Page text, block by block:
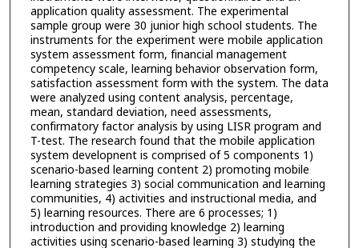
application quality assessment. The experimental
sample group were 30 junior high school students. The
instruments for the experiment were mobile application
system assessment form, financial management
competency scale, learning behavior observation form,
satisfaction assessment form with the system. The data
were analyzed using content analysis, percentage,
mean, standard deviation, need assessments,
confirmatory factor analysis by using LISR program and
T-test. The research found that the mobile application
system developnent is comprised of 5 components 1)
scenario-based learning content 2) promoting mobile
learning strategies 3) social communication and learning
communities, 4) activities and instructional media, and
5) learning resources. There are 6 processes; 1)
introduction and providing knowledge 2) learning
activities using scenario-based learning 3) studying the